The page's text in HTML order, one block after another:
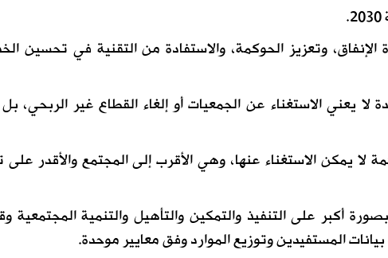
وتعزيز الحوكمة، والاستفادة من التقنية في تحسين
يعني الاستغناء عن الجمعيات أو إلغاء القطاع غير الربحي،
لا يمكن الاستغناء عنها، وهي الأقرب إلى المجتمع والأقدر على
أكبر على التنفيذ والتمكين والتأهيل والتنمية المجتمعية
بيانات المستفيدين وتوزيع الموارد وفق معايير موحدة.